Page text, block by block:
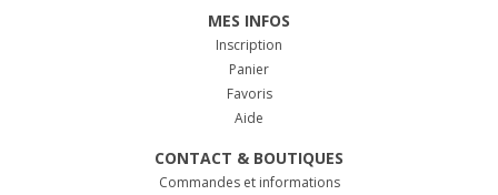
MES INFOS
Inscription
Panier
Favoris
Aide
CONTACT & BOUTIQUES
Commandes et informations